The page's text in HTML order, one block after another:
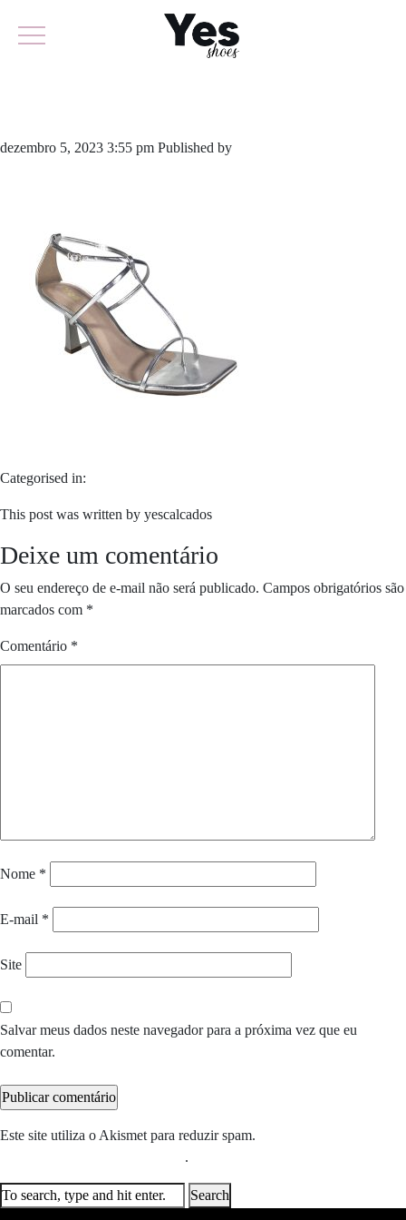
dezembro 5, 2023 3:55 pm Published by
Categorised in:
This post was written by yescalcados
Deixe um comentário
O seu endereço de e-mail não será publicado. Campos obrigatórios são
marcados com *
Comentário *
Nome *
E-mail *
Site
Salvar meus dados neste navegador para a próxima vez que eu
comentar.
Este site utiliza o Akismet para reduzir spam.
.
Search